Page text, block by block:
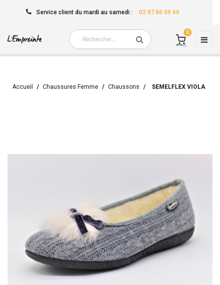
Service client du mardi au samedi : 02 97 86 09 49
☰
0
Accueil Chaussures Femme Chaussons SEMELFLEX VIOLA